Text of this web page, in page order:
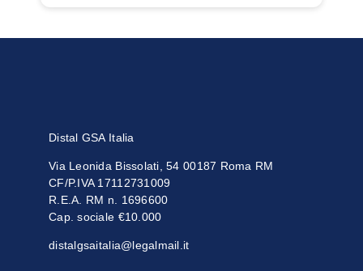
Distal GSA Italia
Via Leonida Bissolati, 54 00187 Roma RM
CF/P.IVA 17112731009
R.E.A. RM n. 1696600
Cap. sociale €10.000
distalgsaitalia@legalmail.it